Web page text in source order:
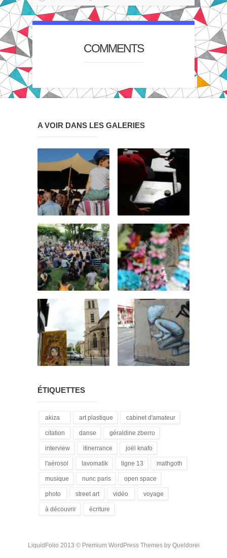
COMMENTS
A VOIR DANS LES GALERIES
ÉTIQUETTES
akiza
(21)
art plastique
(28)
cabinet d'amateur
(12)
citation
(18)
danse
(1)
géraldine zberro
interview
(15)
itinerrance
(16)
joël knafo
(3)
l'aérosol
(14)
lavomatik
(31)
ligne 13
(4)
mathgoth
musique
(13)
nunc paris
(5)
open space
photo
(3)
street art
(172)
vidéo
voyage
à découvrir
écriture
LiquidFolio 2013 © Premium WordPress Themesby Queldorei